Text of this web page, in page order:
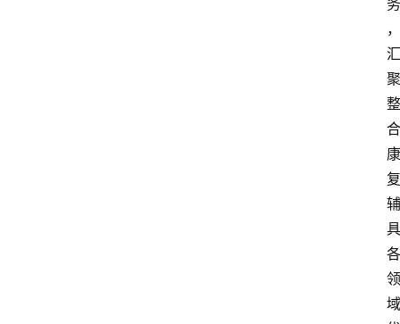
务
，
汇
聚
整
合
康
复
辅
具
各
领
域